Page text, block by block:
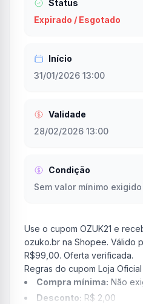
Status
Expirado / Esgotado
Início
31/01/2026 13:00
Validade
28/02/2026 13:00
Condição
Sem valor mínimo exigido
Use o cupom OZUK21 e
ozuko.br na Shopee. Válido
R$99,00. Oferta verificada.
Regras do cupom Loja Oficial
Compra mínima: Não
Desconto: R$ 2,00